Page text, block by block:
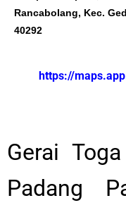
Rancabolang, Kec.
40292
https://
Gerai
Padang